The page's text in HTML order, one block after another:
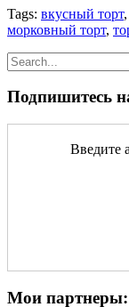
Tags: вкусный торт,
морковный торт,
Подпишитесь
Введите
Мои партнеры: